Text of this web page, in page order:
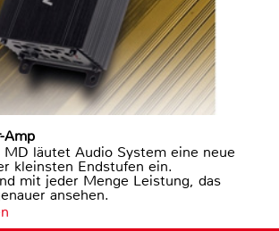
Amp
läutet Audio System eine neue
kleinsten Endstufen ein.
mit jeder Menge Leistung, das
ansehen.